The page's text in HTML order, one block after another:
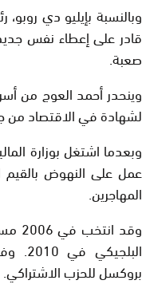
وبالنسبة بإيليو دي
قادر على إعطاء نفس
صعبة.
وينحدر أحمد العوج من
لشهادة في الاقتصاد من
وبعدما اشتغل بوزارة
عمل على النهوض بالقيم
المهاجرين.
بروكسل للحزب الاشتراكي.